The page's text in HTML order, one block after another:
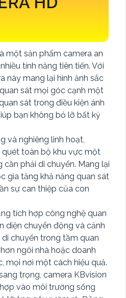
à một sản phẩm camera an
tính năng tiên tiến. Với
này mang lại hình ảnh sắc
sát mọi góc cạnh một
sát trong điều kiện ánh
bạn không bỏ lỡ bất kỳ
và nghiêng linh hoạt,
toàn bộ khu vực một
phải di chuyển. Mang lại
gia tăng khả năng quan sát
sự can thiệp của con
tích hợp công nghệ quan
diện chuyển động và cảnh
chuyển trong tầm quan
ngôi nhà hoặc doanh
mọi nơi một cách hiệu quả.
trọng, camera KBvision
vào môi trường sống